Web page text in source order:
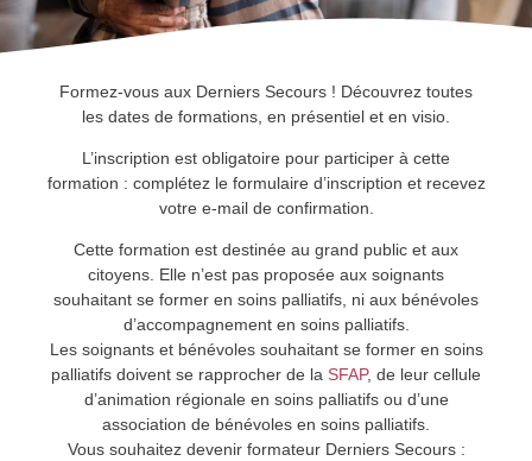
Formez-vous aux Derniers Secours ! Découvrez toutes
les dates de formations, en présentiel et en visio.
L’inscription est obligatoire pour participer à cette
formation : complétez le formulaire d’inscription et recevez
votre e-mail de confirmation.
Cette formation est destinée au grand public et aux
citoyens. Elle n’est pas proposée aux soignants
souhaitant se former en soins palliatifs, ni aux bénévoles
d’accompagnement en soins palliatifs.
Les soignants et bénévoles souhaitant se former en soins
palliatifs doivent se rapprocher de la SFAP, de leur cellule
d’animation régionale en soins palliatifs ou d’une
association de bénévoles en soins palliatifs.
Vous souhaitez devenir formateur Derniers Secours :